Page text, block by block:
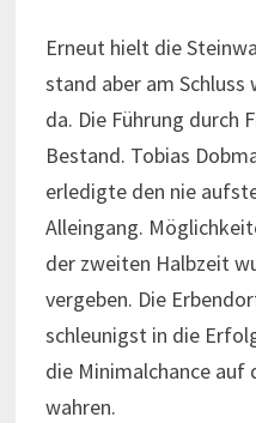
Erneut hielt die
stand aber am
da. Die Führung durch
Bestand. Tobias
erledigte den nie
Alleingang.
der zweiten Halbzeit
vergeben. Die
schleunigst in die
die Minimalchance auf
wahren.